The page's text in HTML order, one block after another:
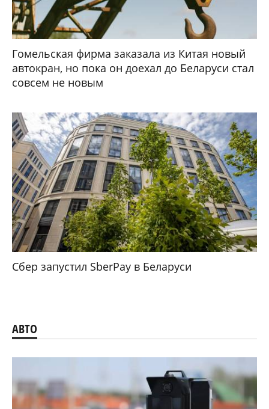
Гомельская фирма заказала из Китая новый
автокран, но пока он доехал до Беларуси стал
совсем не новым
Сбер запустил SberPay в Беларуси
АВТО